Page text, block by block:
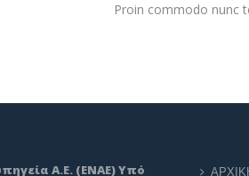
Proin commodo nunc
Α.Ε. (ΕΝΑΕ) Υπό